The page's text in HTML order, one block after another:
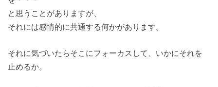
と思うことがありますが、
それには感情的に共通する何かがあります。
それに気づいたらそこにフォーカスして、いかにそれを
止めるか。